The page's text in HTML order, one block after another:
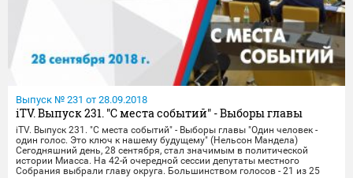
Выпуск № 231 от 28.09.2018
iTV. Выпуск 231. "С места событий" - Выборы главы
iTV. Выпуск 231. "С места событий" - Выборы главы "Один человек -
один голос. Это ключ к нашему будущему" (Нельсон Мандела)
Сегодняшний день, 28 сентября, стал значимым в политической
истории Миасса. На 42-й очередной сессии депутаты местного
Собрания выбрали главу округа. Большинством голосов - 21 из 25